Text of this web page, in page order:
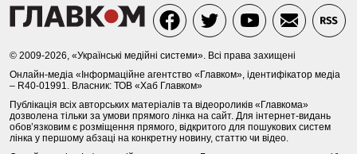
© 2009-2026, «Українські медійні системи». Всі права захищені
Онлайн-медіа «Інформаційне агентство «Главком», ідентифікатор медіа
– R40-01991. Власник: ТОВ «Хаб Главком»
Публікація всіх авторських матеріалів та відеороликів «Главкома»
дозволена тільки за умови прямого лінка на сайт. Для інтернет-видань
обов’язковим є розміщення прямого, відкритого для пошукових систем
лінка у першому абзаці на конкретну новину, статтю чи відео.